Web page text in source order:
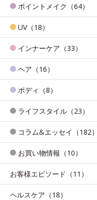
ポイントメイク（64）
UV（18）
インナーケア（33）
ヘア（16）
ボディ（8）
ライフスタイル（23）
コラム&エッセイ（182）
お買い物情報（10）
お客様エピソード（11）
ヘルスケア（18）